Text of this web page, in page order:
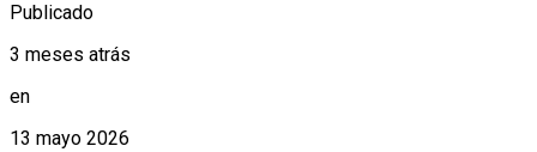
Publicado
3 meses atrás
en
13 mayo 2026